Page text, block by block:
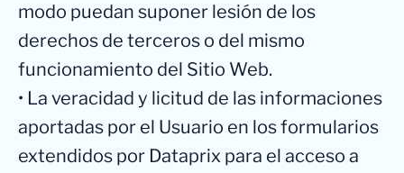
modo puedan suponer lesión de los
derechos de terceros o del mismo
funcionamiento del Sitio Web.
• La veracidad y licitud de las informaciones
aportadas por el Usuario en los formularios
extendidos por Dataprix para el acceso a